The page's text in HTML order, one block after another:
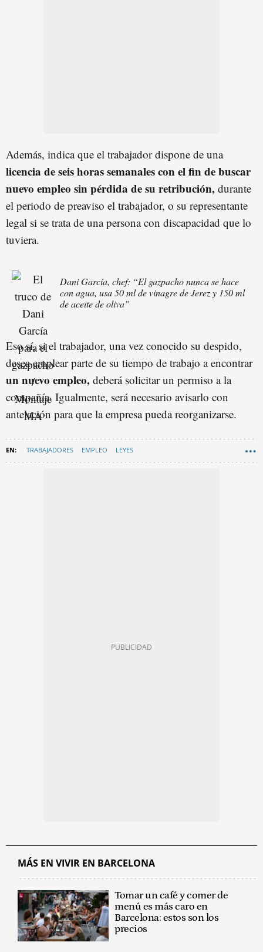
Además, indica que el trabajador dispone de una
licencia de seis horas semanales con el fin de buscar
nuevo empleo sin pérdida de su retribución, durante
el periodo de preaviso el trabajador, o su representante
legal si se trata de una persona con discapacidad que lo
tuviera.
Dani García, chef: “El gazpacho nunca se hace
con agua, usa 50 ml de vinagre de Jerez y 150 ml
de aceite de oliva”
Eso sí, si el trabajador, una vez conocido su despido,
desea emplear parte de su tiempo de trabajo a encontrar
un nuevo empleo, deberá solicitar un permiso a la
compañía. Igualmente, será necesario avisarlo con
antelación para que la empresa pueda reorganizarse.
TRABAJADORES EMPLEO LEYES
MÁS EN VIVIR EN BARCELONA
Tomar un café y comer de
menú es más caro en
Barcelona: estos son los
precios